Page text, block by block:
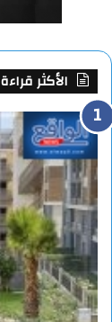
الأكثر قراءة